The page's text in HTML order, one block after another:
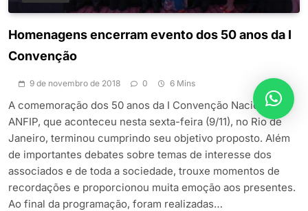
Homenagens encerram evento dos 50 anos da I
Convenção
9 de novembro de 2018 0 6 Mins
A comemoração dos 50 anos da I Convenção Nacional da
ANFIP, que aconteceu nesta sexta-feira (9/11), no Rio de
Janeiro, terminou cumprindo seu objetivo proposto. Além
de importantes debates sobre temas de interesse dos
associados e de toda a sociedade, trouxe momentos de
recordações e proporcionou muita emoção aos presentes.
Ao final da programação, foram realizadas…